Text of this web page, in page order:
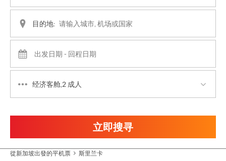
目的地:
经济客舱,2 成人
立即搜寻
從新加坡出發的平机票 斯里兰卡